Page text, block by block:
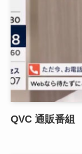
QVC 通販番組